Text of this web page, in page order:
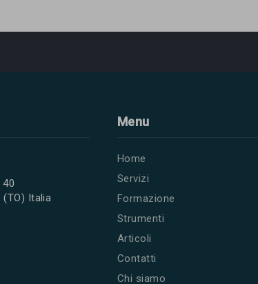
(TO) Italia
Menu
Home
Servizi
Formazione
Strumenti
Articoli
Contatti
Chi siamo